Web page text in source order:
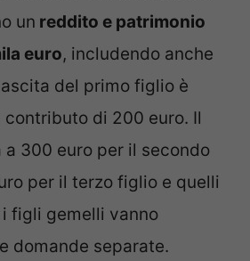
un reddito e patrimonio
euro, includendo anche
del primo figlio è
di 200 euro. Il
a 300 euro per il secondo
per il terzo figlio e quelli
figli gemelli vanno
domande separate.